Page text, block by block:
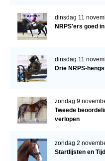
dinsdag 11
NRPS'ers goed
dinsdag 11
Drie NRPS-
zondag 9
Tweede
verlopen
zondag 2
Startlijsten en